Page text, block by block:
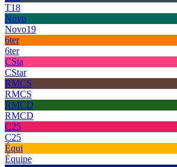
T18
Novo
Novo19
6ter
6ter
CSta
CStar
RMCS
RMCS
RMCD
RMCD
C25
C25
Équi
Équipe